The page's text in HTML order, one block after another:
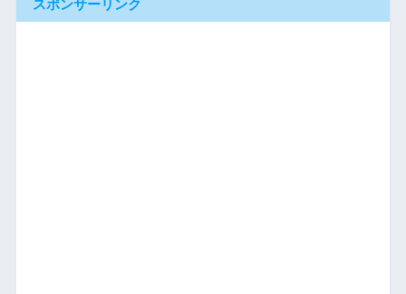
スポンサーリンク